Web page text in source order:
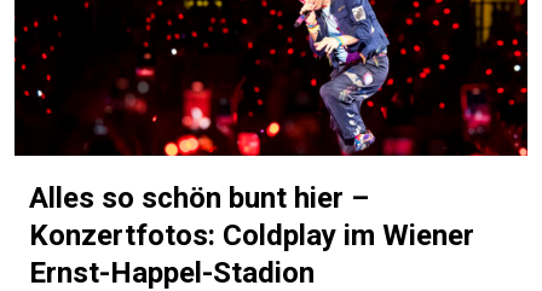
Alles so schön bunt hier –
Konzertfotos: Coldplay im Wiener
Ernst-Happel-Stadion